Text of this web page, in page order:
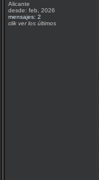
Alicante
desde: feb, 2026
mensajes: 2
clik ver los últimos